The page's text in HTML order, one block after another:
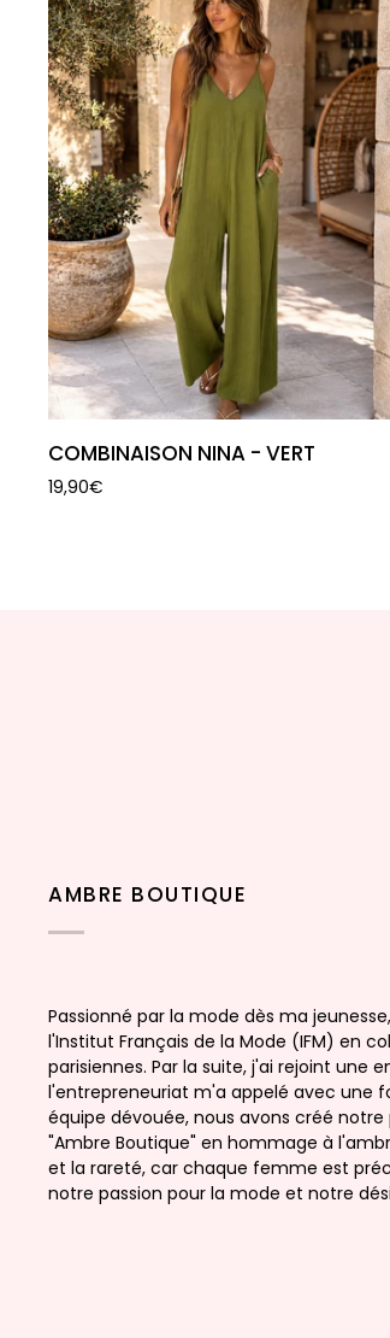
AJOUTER AU PANIER
COMBINAISON
NINA
-
COMBINAISON NINA - VERT
19,90€
AMBRE BOUTIQUE
Passionné par la mode dès ma
l'Institut Français de la Mode (IFM) en
parisiennes. Par la suite, j'ai rejoint une
l'entrepreneuriat m'a appelé avec une
équipe dévouée, nous avons créé
"Ambre Boutique" en hommage à
et la rareté, car chaque femme est
notre passion pour la mode et notre